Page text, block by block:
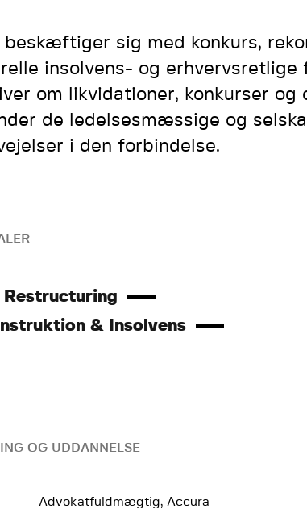
beskæftiger sig med konkurs,
insolvens- og erhvervsretlige
om likvidationer, konkurser og
de ledelsesmæssige og
i den forbindelse.
Restructuring
& Insolvens
OG UDDANNELSE
Advokatfuldmægtig, Accura